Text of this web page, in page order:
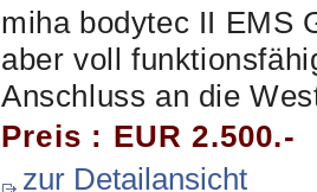
miha bodytec II EMS
aber voll
Anschluss an die
Preis : EUR 2.500.-
zur Detailansicht